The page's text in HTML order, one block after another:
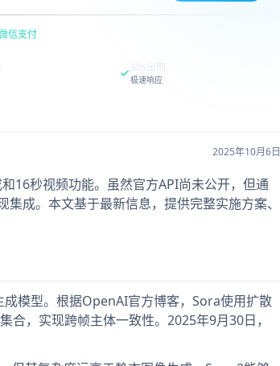
信支付
30s出图
极速响应
2025年10月6日
16秒视频功能。虽然官方API尚未公开，但通
成。本文基于最新信息，提供完整实施方案、
模型。根据OpenAI官方博客，Sora使用扩散
，实现跨帧主体一致性。2025年9月30日，